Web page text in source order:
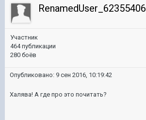
RenamedUser_62355406
Участник
464 публикации
280 боёв
Опубликовано: 9 сен 2016, 10:19:42
Халява! А где про это почитать?